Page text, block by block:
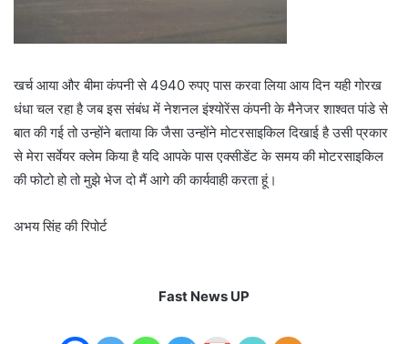
खर्च आया और बीमा कंपनी से 4940 रुपए पास करवा लिया आय दिन यही गोरख
धंधा चल रहा है जब इस संबंध में नेशनल इंश्योरेंस कंपनी के मैनेजर शाश्वत पांडे से
बात की गई तो उन्होंने बताया कि जैसा उन्होंने मोटरसाइकिल दिखाई है उसी प्रकार
से मेरा सर्वेयर क्लेम किया है यदि आपके पास एक्सीडेंट के समय की मोटरसाइकिल
की फोटो हो तो मुझे भेज दो मैं आगे की कार्यवाही करता हूं।
अभय सिंह की रिपोर्ट
Fast News UP